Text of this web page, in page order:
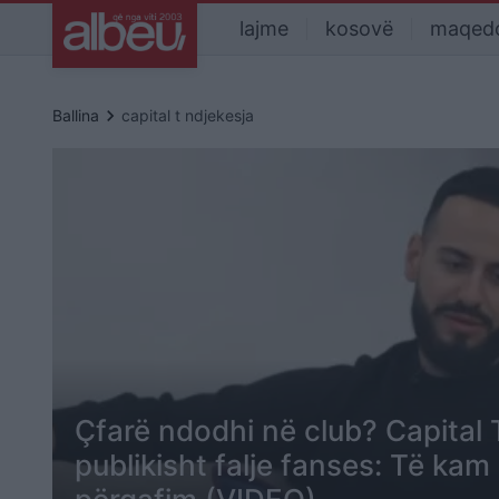
lajme kosovë
Ballina keyboard_arrow_right capital t ndjekesja
Çfarë ndodhi në club? Capital
publikisht falje fanses: Të